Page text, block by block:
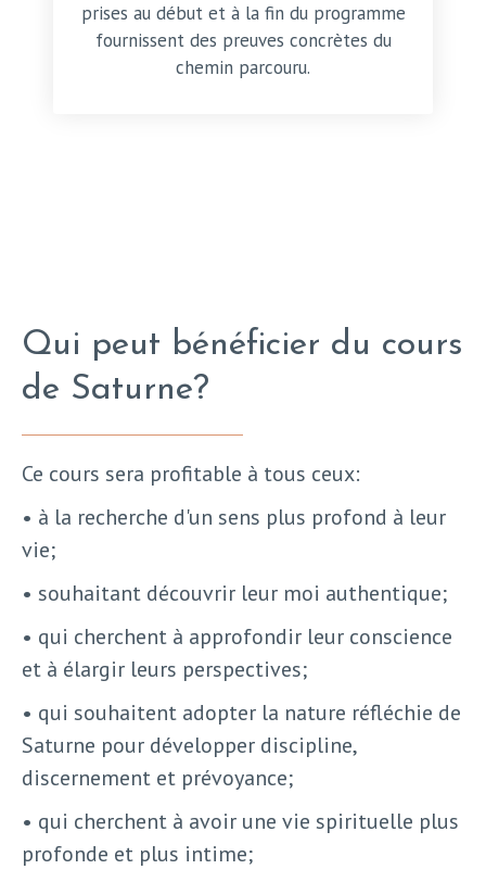
prises au début et à la fin du programme
fournissent des preuves concrètes du
chemin parcouru.
Qui peut bénéficier du cours
de Saturne?
Ce cours sera profitable à tous ceux:
• à la recherche d'un sens plus profond à leur
vie;
• souhaitant découvrir leur moi authentique;
• qui cherchent à approfondir leur conscience
et à élargir leurs perspectives;
• qui souhaitent adopter la nature réfléchie de
Saturne pour développer discipline,
discernement et prévoyance;
• qui cherchent à avoir une vie spirituelle plus
profonde et plus intime;